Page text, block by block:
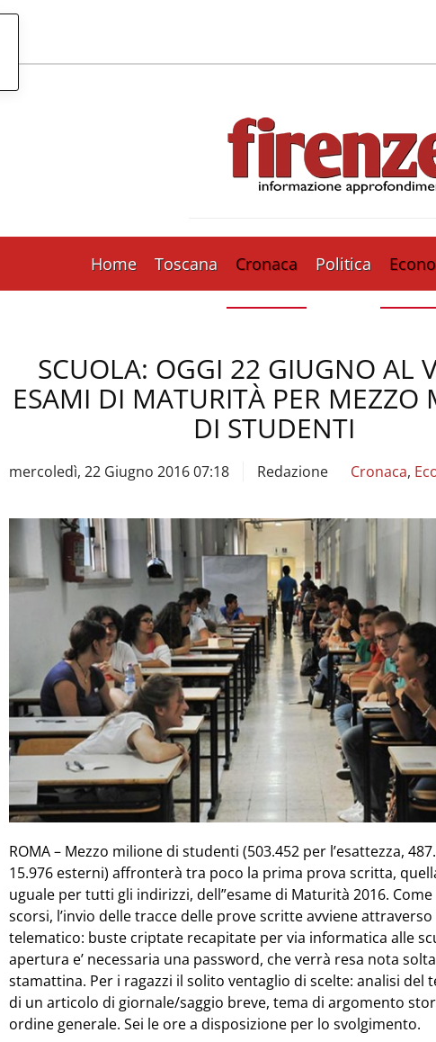
Home Toscana Cronaca Politica
SCUOLA: OGGI 22 GIUGNO AL
ESAMI DI MATURITÀ PER MEZZO
DI STUDENTI
mercoledì, 22 Giugno 2016 07:18 Redazione Cronaca,
ROMA – Mezzo milione di studenti (503.452 per l’esattezza,
15.976 esterni) affronterà tra poco la prima prova scritta,
uguale per tutti gli indirizzi, dell”esame di Maturità 2016.
scorsi, l’invio delle tracce delle prove scritte avviene
telematico: buste criptate recapitate per via informatica alle
apertura e’ necessaria una password, che verrà resa nota
stamattina. Per i ragazzi il solito ventaglio di scelte: analisi del
di un articolo di giornale/saggio breve, tema di argomento
ordine generale. Sei le ore a disposizione per lo svolgimento.